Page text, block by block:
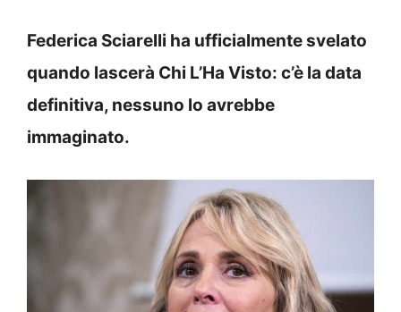
Federica Sciarelli ha ufficialmente svelato
quando lascerà Chi L’Ha Visto: c’è la data
definitiva, nessuno lo avrebbe
immaginato.